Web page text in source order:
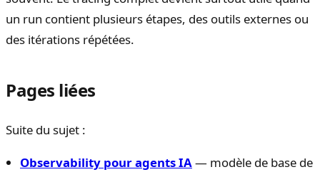
un run contient plusieurs étapes, des outils externes ou
des itérations répétées.
Pages liées
Suite du sujet :
Observability pour agents IA — modèle de base de